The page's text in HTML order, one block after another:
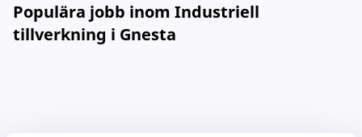
Populära jobb inom Industriell
tillverkning i Gnesta